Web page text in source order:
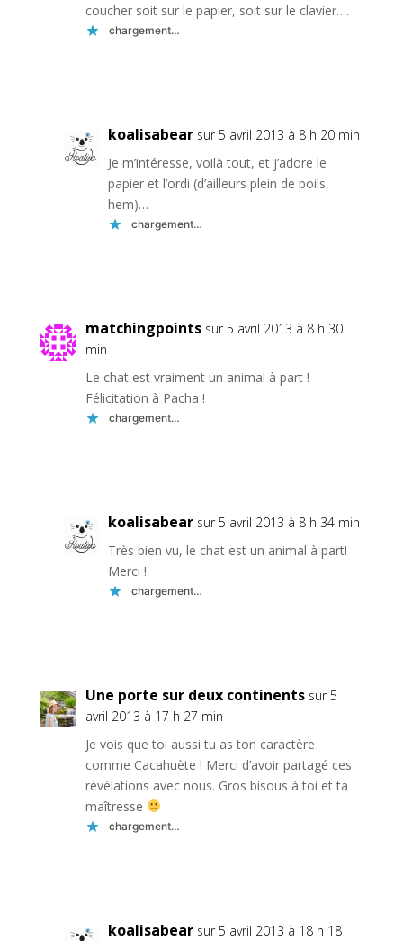
coucher soit sur le papier, soit sur le clavier….
chargement…
koalisabear sur 5 avril 2013 à 8 h 20 min
Je m’intéresse, voilà tout, et j’adore le
papier et l’ordi (d’ailleurs plein de poils,
hem)…
chargement…
matchingpoints sur 5 avril 2013 à 8 h 30
min
Le chat est vraiment un animal à part !
Félicitation à Pacha !
chargement…
koalisabear sur 5 avril 2013 à 8 h 34 min
Très bien vu, le chat est un animal à part!
Merci !
chargement…
Une porte sur deux continents sur 5
avril 2013 à 17 h 27 min
Je vois que toi aussi tu as ton caractère
comme Cacahuète ! Merci d’avoir partagé ces
révélations avec nous. Gros bisous à toi et ta
maîtresse
chargement…
koalisabear sur 5 avril 2013 à 18 h 18